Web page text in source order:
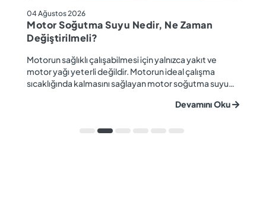
04 Ağustos 2026
Motor Soğutma Suyu Nedir, Ne Zaman
Değiştirilmeli?
Motorun sağlıklı çalışabilmesi için yalnızca yakıt ve
motor yağı yeterli değildir. Motorun ideal çalışma
sıcaklığında kalmasını sağlayan motor soğutma suyu
önem taşır. Düzenli olarak kontrol edilmeyen veya
korozyon, motor arızaları ve yüksek onarım ma...
Devamını Oku